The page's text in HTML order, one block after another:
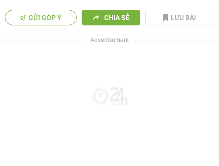
GỬI GÓP Ý CHIA SẺ LƯU BÀI